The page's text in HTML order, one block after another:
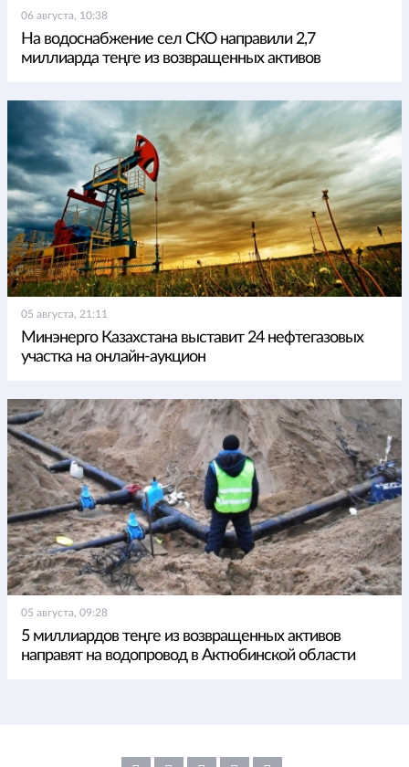
06 августа, 10:38
На водоснабжение сел СКО направили 2,7
миллиарда теңге из возвращенных активов
05 августа, 21:11
Минэнерго Казахстана выставит 24 нефтегазовых
участка на онлайн-аукцион
05 августа, 09:28
5 миллиардов теңге из возвращенных активов
направят на водопровод в Актюбинской области